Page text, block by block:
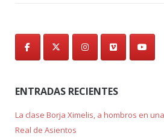
ENTRADAS RECIENTES
La clase Borja Ximelis, a hombros en
Real de Asientos